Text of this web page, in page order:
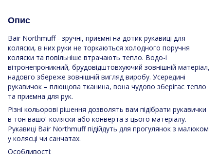
Опис
Bair Northmuff - зручні, приємні на дотик рукавиці для
коляски, в них руки не торкаються холодного поручня
коляски та повільніше втрачають тепло. Водо-і
вітронепроникний, брудовідштовхуючий зовнішній матеріал,
надовго збереже зовнішній вигляд виробу. Усередині
рукавичок – плющова тканина, вона чудово зберігає тепло
та приємна для рук.
Різні кольорові рішення дозволять вам підібрати рукавички
в тон вашої коляски або конверта з цього матеріалу.
Рукавиці Bair Northmuff підійдуть для прогулянок з малюком
у колясці чи санчатах.
Особливості: